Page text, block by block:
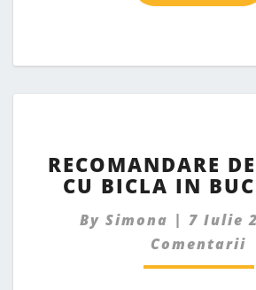
DE
BICLA
IN
RECOMANDARE
CU BICLA IN
By Simona | 7 Iulie
Comentarii